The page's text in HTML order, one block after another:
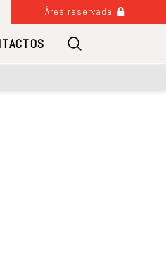
Área reservada